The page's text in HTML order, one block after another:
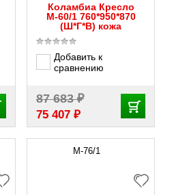
Коламбиа Кресло
М-60/1 760*950*870
(Ш*Г*В) кожа
Добавить к
сравнению
87 683₽
75 407 ₽
M-76/1